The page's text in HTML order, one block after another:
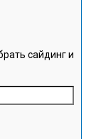
сайдинг и